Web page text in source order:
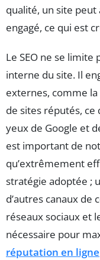
qualité, un site
engagé, ce qui est
Le SEO ne se limite
interne du site. Il
externes, comme
de sites réputés, ce
yeux de Google et
est important de
qu’extrêmement
stratégie adoptée ;
d’autres canaux
réseaux sociaux et
nécessaire pour
réputation en ligne